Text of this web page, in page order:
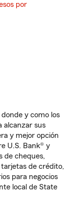
por
y como los
alcanzar sus
y mejor opción
U.S. Bank® y
de cheques,
de crédito,
para negocios
local de State